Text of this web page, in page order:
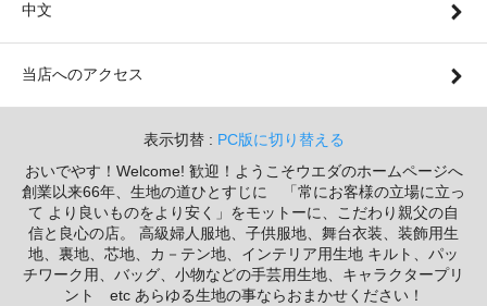
中文
当店へのアクセス
表示切替 : PC版に切り替える
おいでやす！Welcome! 歓迎！ようこそウエダのホームページへ
創業以来66年、生地の道ひとすじに 「常にお客様の立場に立っ
て より良いものをより安く」をモットーに、こだわり親父の自
信と良心の店。 高級婦人服地、子供服地、舞台衣装、装飾用生
地、裏地、芯地、カ－テン地、インテリア用生地 キルト、パッ
チワーク用、バッグ、小物などの手芸用生地、キャラクタープリ
ント etc あらゆる生地の事ならおまかせください！